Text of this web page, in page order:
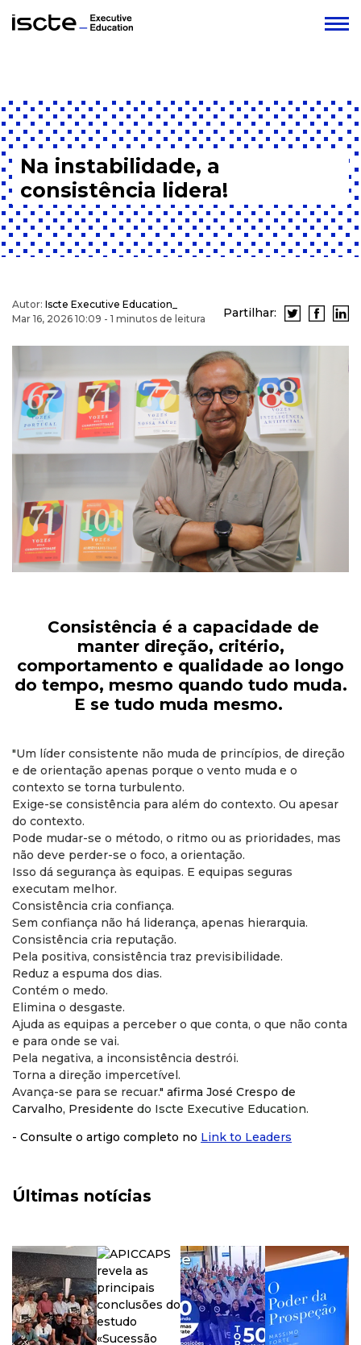
Na instabilidade, a
consistência lidera!
Autor: Iscte Executive Education_
Mar 16, 2026 10:09 - 1 minutos de leitura
Partilhar:
Consistência é a capacidade de
manter direção, critério,
comportamento e qualidade ao longo
do tempo, mesmo quando tudo muda.
E se tudo muda mesmo.
"Um líder consistente não muda de princípios, de direção
e de orientação apenas porque o vento muda e o
contexto se torna turbulento.
Exige-se consistência para além do contexto. Ou apesar
do contexto.
Pode mudar-se o método, o ritmo ou as prioridades, mas
não deve perder-se o foco, a orientação.
Isso dá segurança às equipas. E equipas seguras
executam melhor.
Consistência cria confiança.
Sem confiança não há liderança, apenas hierarquia.
Consistência cria reputação.
Pela positiva, consistência traz previsibilidade.
Reduz a espuma dos dias.
Contém o medo.
Elimina o desgaste.
Ajuda as equipas a perceber o que conta, o que não conta
e para onde se vai.
Pela negativa, a inconsistência destrói.
Torna a direção impercetível.
Avança-se para se recuar." afirma José Crespo de
Carvalho, Presidente do Iscte Executive Education.
- Consulte o artigo completo no Link to Leaders
Últimas notícias